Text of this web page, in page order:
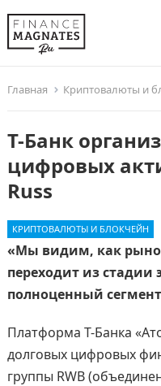
Главная Криптовалюты и
Т-Банк
цифровых
Russ
КРИПТОВАЛЮТЫ И БЛОКЧЕЙН
«Мы видим, как
переходит из стадии
полноценный
Платформа Т-Банка
долговых цифровых
группы RWB